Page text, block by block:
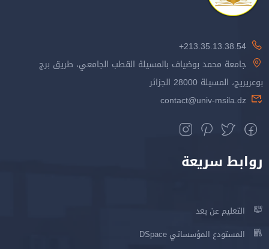
213.35.13.38.54+
جامعة محمد بوضياف بالمسيلة القطب الجامعي، طريق برج
بوعريريج، المسيلة 28000 الجزائر
contact@univ-msila.dz
روابط سريعة
التعليم عن بعد
المستودع المؤسساتي DSpace